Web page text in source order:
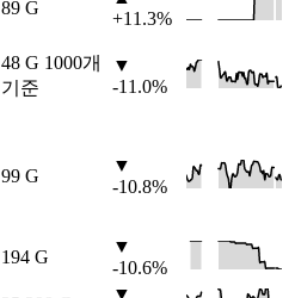
89 G
+11.3%
48 G 1000개
기준
▼
-11.0%
99 G
▼
-10.8%
194 G
▼
-10.6%
▼